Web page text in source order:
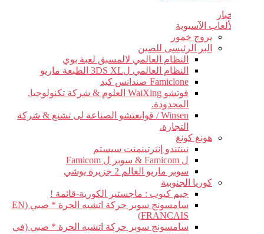
أخبار
الألعاب الآسيوية
يروج خمور
البر الرئيسى للصين
النظام العالمي لالمسبق لعبة بوي
النظام العالمي ل3DS XL الطبعة ماريو
Famiclone صندانس كيد
فوتشو WaiXing العلوم & شركة تكنولوجيا.
المحدودة.
Winsen / قوانغتشو الصناعة لى تشنغ & شركة
التجارة.
هونغ كونغ
نينتندو إنترتينمنت سيستم
ل Famicom & سوبر ل Famicom
سوبر ماريو العالم 2 جزيرة يوشي
كوريا الجنوبية
جيم كيوب : ماجستير الكورية-قائمة !
سامسونج سوبر حركة اتشيه الحرة * صبي (EN
FRANCAIS)
سامسونج سوبر حركة اتشيه الحرة * صبي (في